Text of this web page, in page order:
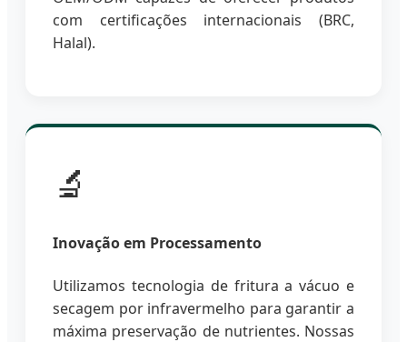
com certificações internacionais (BRC,
Halal).
🔬
Inovação em Processamento
Utilizamos tecnologia de fritura a vácuo e
secagem por infravermelho para garantir a
máxima preservação de nutrientes. Nossas